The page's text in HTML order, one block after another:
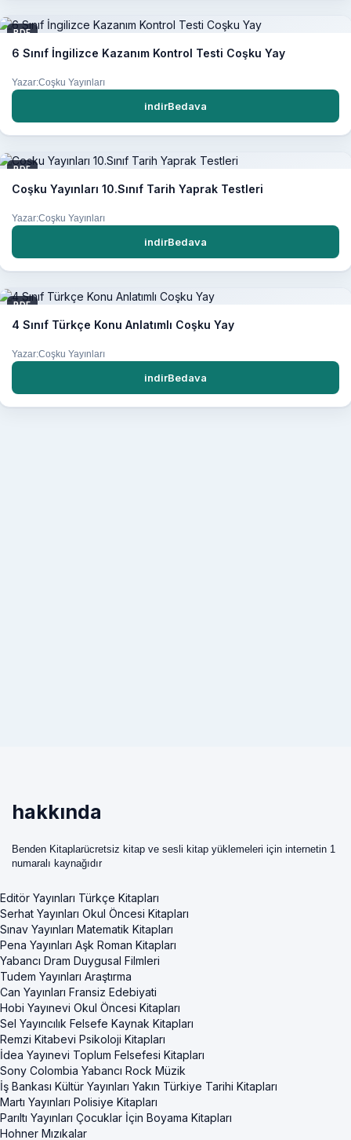
PDF
6 Sınıf İngilizce Kazanım Kontrol Testi Coşku Yay
Yazar:Coşku Yayınları
indirBedava
PDF
Coşku Yayınları 10.Sınıf Tarih Yaprak Testleri
Yazar:Coşku Yayınları
indirBedava
PDF
4 Sınıf Türkçe Konu Anlatımlı Coşku Yay
Yazar:Coşku Yayınları
indirBedava
hakkında
Benden Kitaplarücretsiz kitap ve sesli kitap yüklemeleri için internetin 1
numaralı kaynağıdır
Editör Yayınları Türkçe Kitapları
Serhat Yayınları Okul Öncesi Kitapları
Sınav Yayınları Matematik Kitapları
Pena Yayınları Aşk Roman Kitapları
Yabancı Dram Duygusal Filmleri
Tudem Yayınları Araştırma
Can Yayınları Fransiz Edebiyati
Hobi Yayınevi Okul Öncesi Kitapları
Sel Yayıncılık Felsefe Kaynak Kitapları
Remzi Kitabevi Psikoloji Kitapları
İdea Yayınevi Toplum Felsefesi Kitapları
Sony Colombia Yabancı Rock Müzik
İş Bankası Kültür Yayınları Yakın Türkiye Tarihi Kitapları
Martı Yayınları Polisiye Kitapları
Parıltı Yayınları Çocuklar İçin Boyama Kitapları
Hohner Mızıkalar